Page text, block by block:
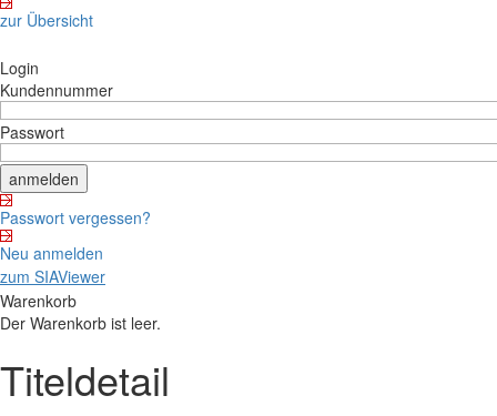
zur Übersicht
Login
Kundennummer
Passwort
Passwort vergessen?
Neu anmelden
zum SIAViewer
Warenkorb
Der Warenkorb ist leer.
Titeldetail